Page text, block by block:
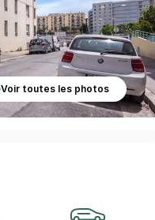
Voir toutes les photos